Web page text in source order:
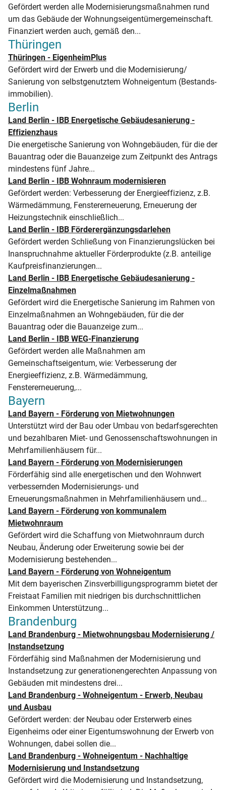
Gefördert werden alle Modernisierungsmaßnahmen rund
um das Gebäude der Wohnungseigentümergemeinschaft.
Finanziert werden auch, gemäß den...
Thüringen
Thüringen - EigenheimPlus
Gefördert wird der Erwerb und die Modernisierung/
Sanierung von selbstgenutztem Wohneigentum (Bestands-
immobilien).
Berlin
Land Berlin - IBB Energetische Gebäudesanierung -
Effizienzhaus
Die energetische Sanierung von Wohngebäuden, für die der
Bauantrag oder die Bauanzeige zum Zeitpunkt des Antrags
mindestens fünf Jahre...
Land Berlin - IBB Wohnraum modernisieren
Gefördert werden: Verbesserung der Energieeffizienz, z.B.
Wärmedämmung, Fenstererneuerung, Erneuerung der
Heizungstechnik einschließlich...
Land Berlin - IBB Förderergänzungsdarlehen
Gefördert werden Schließung von Finanzierungslücken bei
Inanspruchnahme aktueller Förderprodukte (z.B. anteilige
Kaufpreisfinanzierungen...
Land Berlin - IBB Energetische Gebäudesanierung -
Einzelmaßnahmen
Gefördert wird die Energetische Sanierung im Rahmen von
Einzelmaßnahmen an Wohngebäuden, für die der
Bauantrag oder die Bauanzeige zum...
Land Berlin - IBB WEG-Finanzierung
Gefördert werden alle Maßnahmen am
Gemeinschaftseigentum, wie: Verbesserung der
Energieeffizienz, z.B. Wärmedämmung,
Fenstererneuerung,...
Bayern
Land Bayern - Förderung von Mietwohnungen
Unterstützt wird der Bau oder Umbau von bedarfsgerechten
und bezahlbaren Miet- und Genossenschaftswohnungen in
Mehrfamilienhäusern für...
Land Bayern - Förderung von Modernisierungen
Förderfähig sind alle energetischen und den Wohnwert
verbessernden Modernisierungs- und
Erneuerungsmaßnahmen in Mehrfamilienhäusern und...
Land Bayern - Förderung von kommunalem
Mietwohnraum
Gefördert wird die Schaffung von Mietwohnraum durch
Neubau, Änderung oder Erweiterung sowie bei der
Modernisierung bestehenden...
Land Bayern - Förderung von Wohneigentum
Mit dem bayerischen Zinsverbilligungsprogramm bietet der
Freistaat Familien mit niedrigen bis durchschnittlichen
Einkommen Unterstützung...
Brandenburg
Land Brandenburg - Mietwohnungsbau Modernisierung /
Instandsetzung
Förderfähig sind Maßnahmen der Modernisierung und
Instandsetzung zur generationengerechten Anpassung von
Gebäuden mit mindestens drei...
Land Brandenburg - Wohneigentum - Erwerb, Neubau
und Ausbau
Gefördert werden: der Neubau oder Ersterwerb eines
Eigenheims oder einer Eigentumswohnung der Erwerb von
Wohnungen, dabei sollen die...
Land Brandenburg - Wohneigentum - Nachhaltige
Modernisierung und Instandsetzung
Gefördert wird die Modernisierung und Instandsetzung,